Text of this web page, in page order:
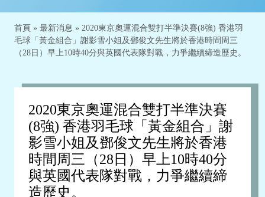
首頁 » 最新消息 » 2020東京奧運混合雙打半準決賽(8強) 香港羽
毛球「黃金組合」謝影雪小姐及鄧俊文先生將於香港時間周三
（28日）早上10時40分與英國代表隊對戰，力爭繼續締造歷史。
2020東京奧運混合雙打半準決賽
(8強) 香港羽毛球「黃金組合」謝
影雪小姐及鄧俊文先生將於香港
時間周三（28日）早上10時40分
與英國代表隊對戰，力爭繼續締
造歷史。